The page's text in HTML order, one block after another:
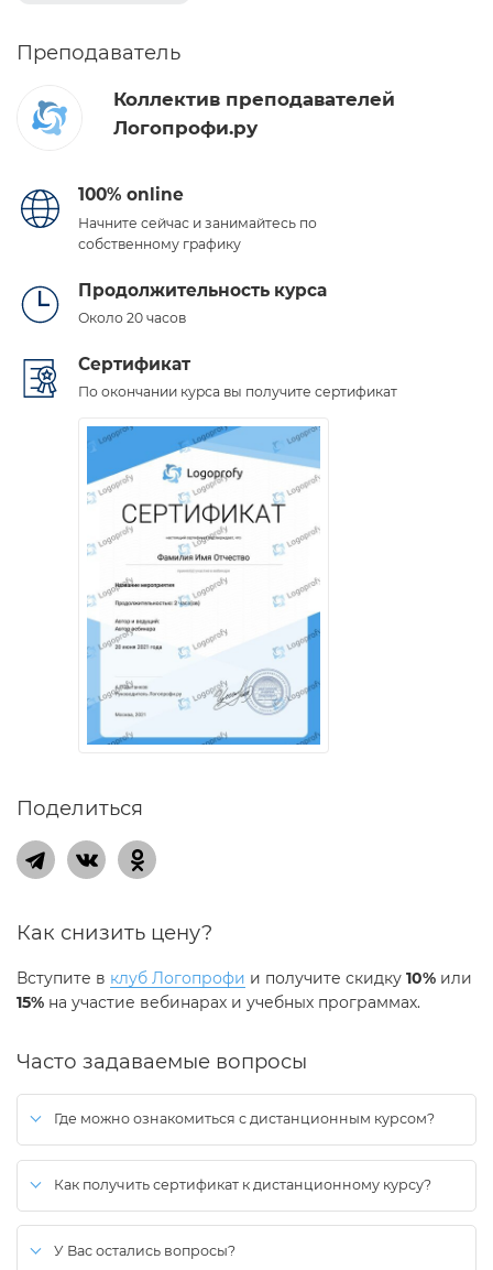
Преподаватель
Коллектив преподавателей
Логопрофи.ру
100% online
Начните сейчас и занимайтесь по
собственному графику
Продолжительность курса
Около 20 часов
Сертификат
По окончании курса вы получите сертификат
Поделиться
Как снизить цену?
Вступите в клуб Логопрофи и получите скидку 10% или
15% на участие вебинарах и учебных программах.
Часто задаваемые вопросы
Где можно ознакомиться с дистанционным курсом?
Как получить сертификат к дистанционному курсу?
сертификатстанет доступен в личном кабинете на
У Вас остались вопросы?